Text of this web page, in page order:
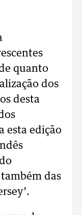
quanto
dos
desta
esta edição
das